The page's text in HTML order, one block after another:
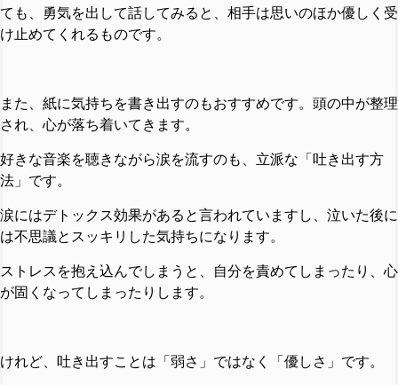
ても、勇気を出して話してみると、相手は思いのほか優しく受
け止めてくれるものです。
また、紙に気持ちを書き出すのもおすすめです。頭の中が整理
され、心が落ち着いてきます。
好きな音楽を聴きながら涙を流すのも、立派な「吐き出す方
法」です。
涙にはデトックス効果があると言われていますし、泣いた後に
は不思議とスッキリした気持ちになります。
ストレスを抱え込んでしまうと、自分を責めてしまったり、心
が固くなってしまったりします。
けれど、吐き出すことは「弱さ」ではなく「優しさ」です。